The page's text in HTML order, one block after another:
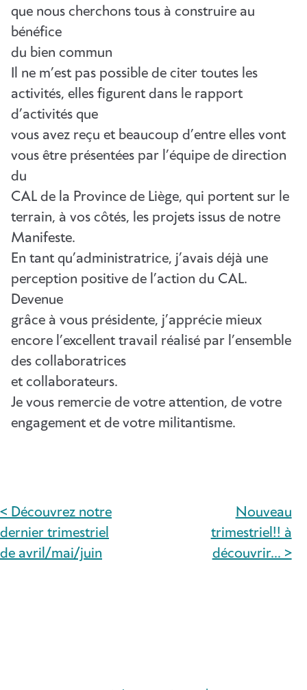
que nous cherchons tous à construire au
bénéfice
du bien commun
Il ne m’est pas possible de citer toutes les
activités, elles figurent dans le rapport
d’activités que
vous avez reçu et beaucoup d’entre elles vont
vous être présentées par l’équipe de direction
du
CAL de la Province de Liège, qui portent sur le
terrain, à vos côtés, les projets issus de notre
Manifeste.
En tant qu’administratrice, j’avais déjà une
perception positive de l’action du CAL.
Devenue
grâce à vous présidente, j’apprécie mieux
encore l’excellent travail réalisé par l’ensemble
des collaboratrices
et collaborateurs.
Je vous remercie de votre attention, de votre
engagement et de votre militantisme.
NAVIGATION
DE
< Découvrez notre
dernier trimestriel
de avril/mai/juin
Nouveau
trimestriel!! à
découvrir… >